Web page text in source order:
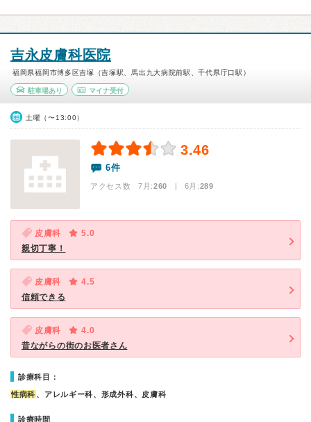
吉永皮膚科医院
福岡県福岡市博多区吉塚（吉塚駅、馬出九大病院前駅、千代県庁口駅）
駐車場あり マイナ受付
土曜（〜13:00）
3.46
6件
アクセス数 7月:260 | 6月:289
皮膚科
5.0
親切丁寧！
皮膚科
4.5
信頼できる
皮膚科
4.0
昔ながらの街のお医者さん
診療科目：
性病科 、アレルギー科、形成外科、皮膚科
診療時間